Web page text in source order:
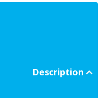
Description